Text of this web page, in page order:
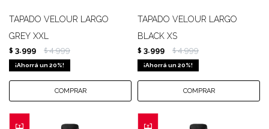
TAPADO VELOUR LARGO
GREY XXL
$ 3.999 $ 4.999
20
TAPADO VELOUR LARGO
BLACK XS
$ 3.999 $ 4.999
20